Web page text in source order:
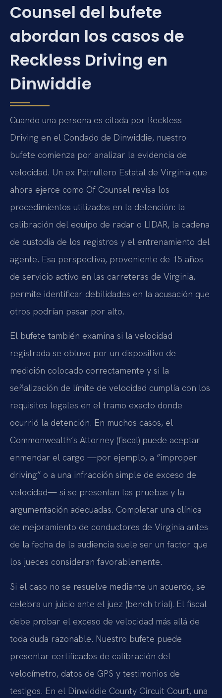
Counsel del bufete
abordan los casos de
Reckless Driving en
Dinwiddie
Cuando una persona es citada por Reckless
Driving en el Condado de Dinwiddie, nuestro
bufete comienza por analizar la evidencia de
velocidad. Un ex Patrullero Estatal de Virginia que
ahora ejerce como Of Counsel revisa los
procedimientos utilizados en la detención: la
calibración del equipo de radar o LIDAR, la cadena
de custodia de los registros y el entrenamiento del
agente. Esa perspectiva, proveniente de 15 años
de servicio activo en las carreteras de Virginia,
permite identificar debilidades en la acusación que
otros podrían pasar por alto.
El bufete también examina si la velocidad
registrada se obtuvo por un dispositivo de
medición colocado correctamente y si la
señalización de límite de velocidad cumplía con los
requisitos legales en el tramo exacto donde
ocurrió la detención. En muchos casos, el
Commonwealth’s Attorney (fiscal) puede aceptar
enmendar el cargo —por ejemplo, a “improper
driving” o a una infracción simple de exceso de
velocidad— si se presentan las pruebas y la
argumentación adecuadas. Completar una clínica
de mejoramiento de conductores de Virginia antes
de la fecha de la audiencia suele ser un factor que
los jueces consideran favorablemente.
Si el caso no se resuelve mediante un acuerdo, se
celebra un juicio ante el juez (bench trial). El fiscal
debe probar el exceso de velocidad más allá de
toda duda razonable. Nuestro bufete puede
presentar certificados de calibración del
velocímetro, datos de GPS y testimonios de
testigos. En el Dinwiddie County Circuit Court, una